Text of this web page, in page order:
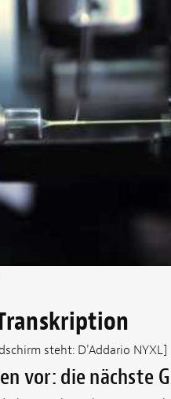
steht: D'Addario NYXL]
vor: die nächste